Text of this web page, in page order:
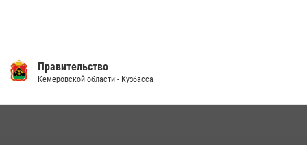
14 июля 2026, 08:52 1
Правительство
Кемеровской области - Кузбасса